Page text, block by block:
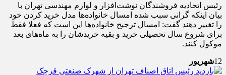
رئیس اتحادیه فروشندگان نوشت‌افزار و لوازم مهندسی تهران با
بیان اینکه گرانی سبب شده امسال خانواده‌ها مدل خرید کردن خود
را تغییر دهند گفت: امسال ترجیح خانواده‌ها این است که فعلا فقط
برای شروع سال تحصیلی خرید و بقیه خریدشان را به ماه‌های بعد
موکول کنند.
12شهریور